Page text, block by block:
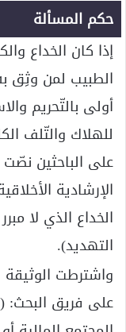
حكم المسألة
إذا كان الخداع
الطبيب لمن وثِق
أولى بالتّحريم
للهلاك والتّلف
على الباحثين
الإرشادية
الخداع الذي لا
التهديد).
واشترطت الوثيقة
على فريق البحث: